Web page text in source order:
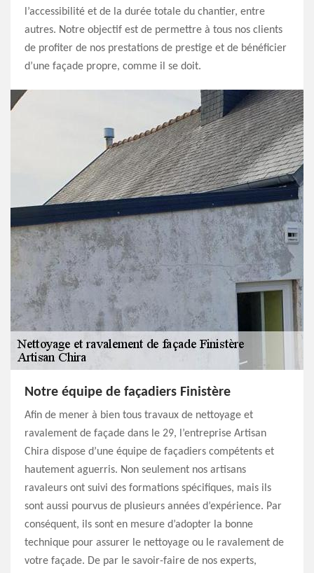
l’accessibilité et de la durée totale du chantier, entre
autres. Notre objectif est de permettre à tous nos clients
de profiter de nos prestations de prestige et de bénéficier
d’une façade propre, comme il se doit.
Notre équipe de façadiers Finistère
Afin de mener à bien tous travaux de nettoyage et
ravalement de façade dans le 29, l’entreprise Artisan
Chira dispose d’une équipe de façadiers compétents et
hautement aguerris. Non seulement nos artisans
ravaleurs ont suivi des formations spécifiques, mais ils
sont aussi pourvus de plusieurs années d’expérience. Par
conséquent, ils sont en mesure d’adopter la bonne
technique pour assurer le nettoyage ou le ravalement de
votre façade. De par le savoir-faire de nos experts,